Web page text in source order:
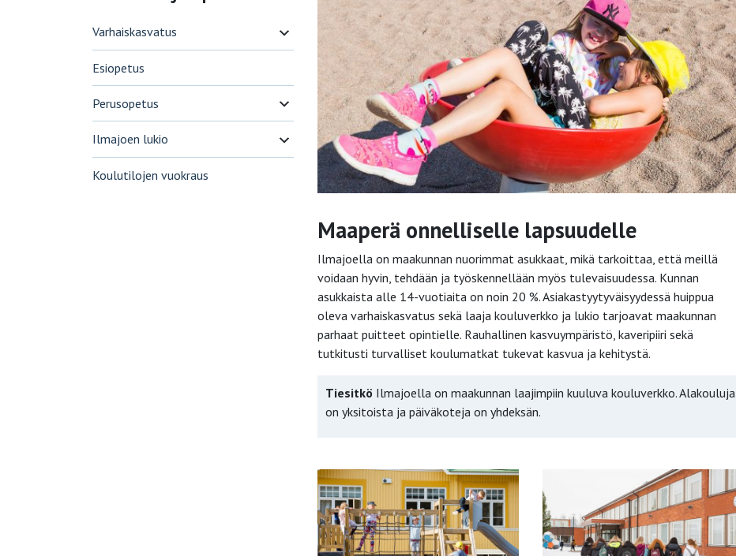
Varhaiskasvatus
Esiopetus
Perusopetus
Ilmajoen lukio
Koulutilojen vuokraus
Maaperä onnelliselle lapsuudelle
Ilmajoella on maakunnan nuorimmat asukkaat, mikä tarkoittaa, että meillä
voidaan hyvin, tehdään ja työskennellään myös tulevaisuudessa. Kunnan
asukkaista alle 14-vuotiaita on noin 20 %. Asiakastyytyväisyydessä huippua
oleva varhaiskasvatus sekä laaja kouluverkko ja lukio tarjoavat maakunnan
parhaat puitteet opintielle. Rauhallinen kasvuympäristö, kaveripiiri sekä
tutkitusti turvalliset koulumatkat tukevat kasvua ja kehitystä.
Tiesitkö Ilmajoella on maakunnan laajimpiin kuuluva kouluverkko. Alakouluja
on yksitoista ja päiväkoteja on yhdeksän.